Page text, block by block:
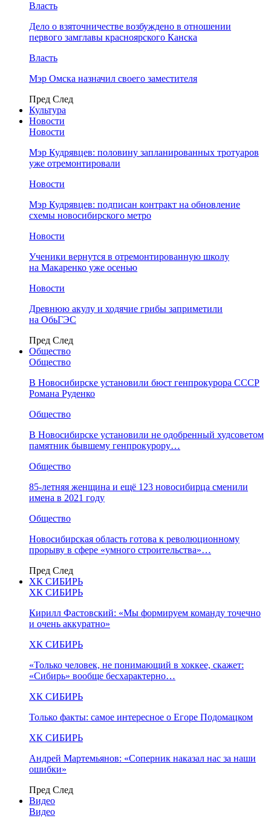
Власть
Дело о взяточничестве возбуждено в отношении
первого замглавы красноярского Канска
Власть
Мэр Омска назначил своего заместителя
Пред След
Культура
Новости
Новости
Мэр Кудрявцев: половину запланированных тротуаров
уже отремонтировали
Новости
Мэр Кудрявцев: подписан контракт на обновление
схемы новосибирского метро
Новости
Ученики вернутся в отремонтированную школу
на Макаренко уже осенью
Новости
Древнюю акулу и ходячие грибы заприметили
на ОбьГЭС
Пред След
Общество
Общество
В Новосибирске установили бюст генпрокурора СССР
Романа Руденко
Общество
В Новосибирске установили не одобренный худсоветом
памятник бывшему генпрокурору…
Общество
85-летняя женщина и ещё 123 новосибирца сменили
имена в 2021 году
Общество
Новосибирская область готова к революционному
прорыву в сфере «умного строительства»…
Пред След
ХК СИБИРЬ
ХК СИБИРЬ
Кирилл Фастовский: «Мы формируем команду точечно
и очень аккуратно»
ХК СИБИРЬ
«Только человек, не понимающий в хоккее, скажет:
«Сибирь» вообще бесхарактерно…
ХК СИБИРЬ
Только факты: самое интересное о Егоре Подомацком
ХК СИБИРЬ
Андрей Мартемьянов: «Соперник наказал нас за наши
ошибки»
Пред След
Видео
Видео